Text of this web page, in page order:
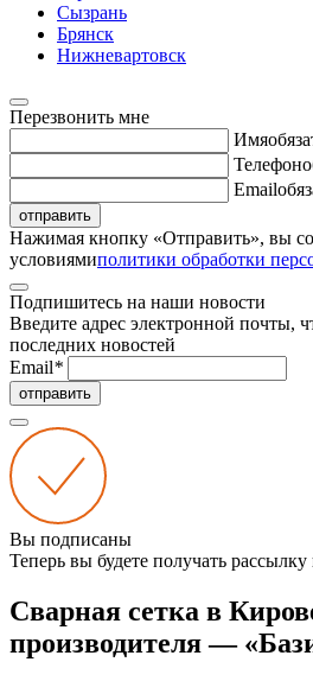
Сызрань
Брянск
Нижневартовск
Перезвонить мне
Имя
Телефон
Email
отправить
Нажимая кнопку «Отправить», вы
условиямиполитики обработки
Подпишитесь на наши новости
Введите адрес электронной почты,
последних новостей
Email*
отправить
Вы подписаны
Теперь вы будете получать
Сварная сетка в
производителя —